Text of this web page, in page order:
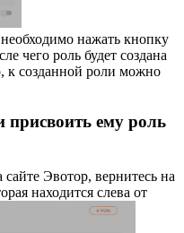
нажать кнопку
чего роль будет создана
к созданной роли можно
присвоить ему роль
Эвотор, вернитесь на
находится слева от